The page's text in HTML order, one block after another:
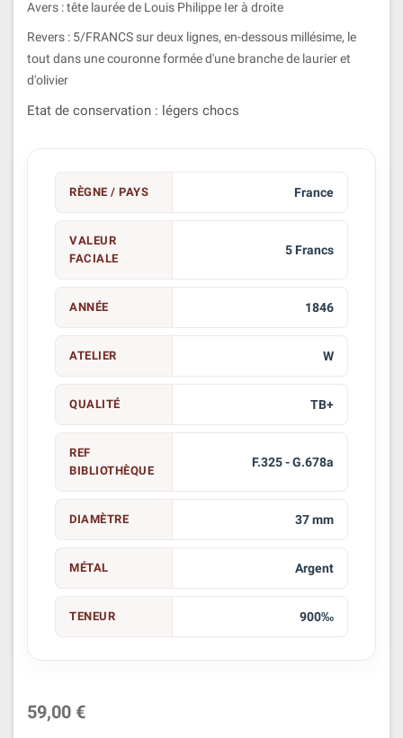
Avers : tête laurée de Louis Philippe Ier à droite
Revers : 5/FRANCS sur deux lignes, en-dessous millésime, le
tout dans une couronne formée d'une branche de laurier et
d'olivier
Etat de conservation : légers chocs
RÈGNE / PAYS France
VALEUR
FACIALE
5 Francs
ANNÉE 1846
ATELIER W
QUALITÉ TB+
REF
BIBLIOTHÈQUE
F.325 - G.678a
DIAMÈTRE 37 mm
MÉTAL Argent
TENEUR 900‰
59,00 €